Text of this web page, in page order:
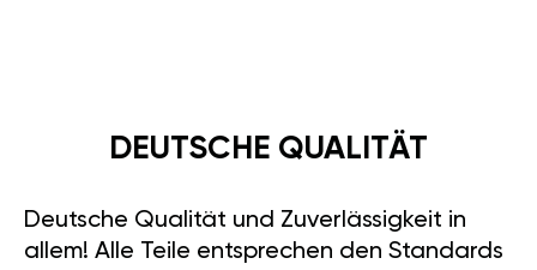
DEUTSCHE QUALITÄT
Deutsche Qualität und Zuverlässigkeit in
allem! Alle Teile entsprechen den Standards